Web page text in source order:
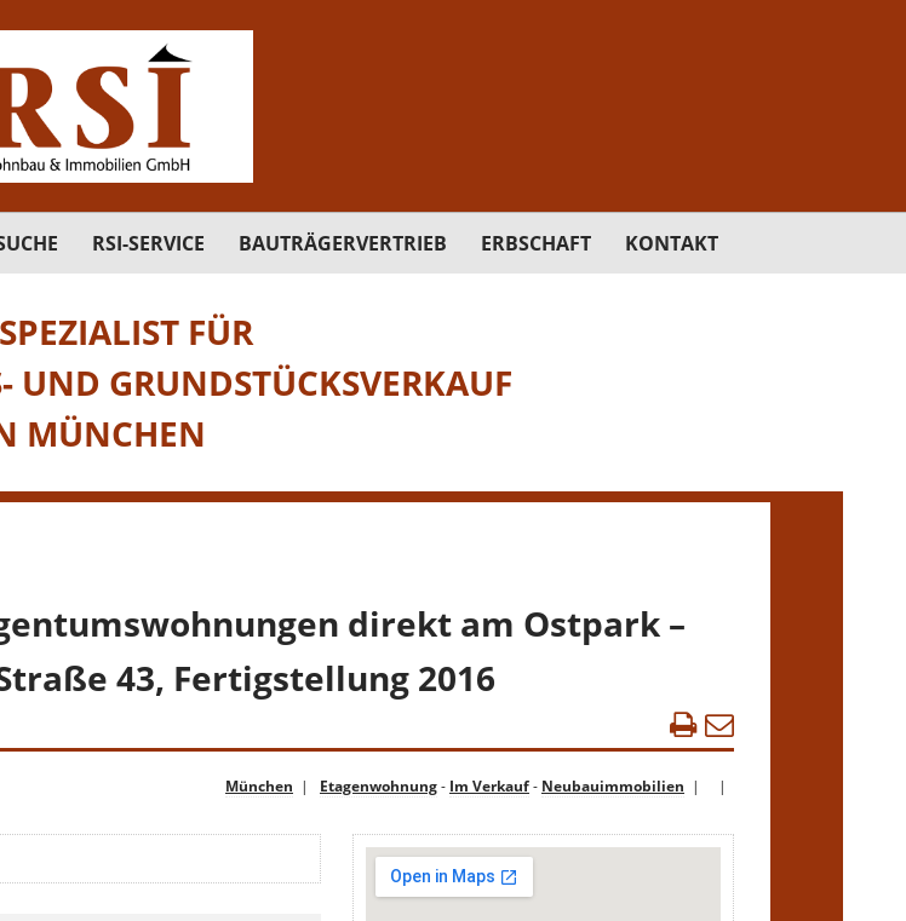
RSI-SERVICE BAUTRÄGERVERTRIEB ERBSCHAFT KONTAKT
FÜR
GRUNDSTÜCKSVERKAUF
MÜNCHEN
direkt am Ostpark –
43, Fertigstellung 2016
München | Etagenwohnung- Im Verkauf- Neubauimmobilien | |